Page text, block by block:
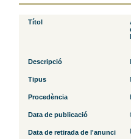
Títol
Descripció
Tipus
Procedència
Data de publicació
Data de retirada de l'anunci